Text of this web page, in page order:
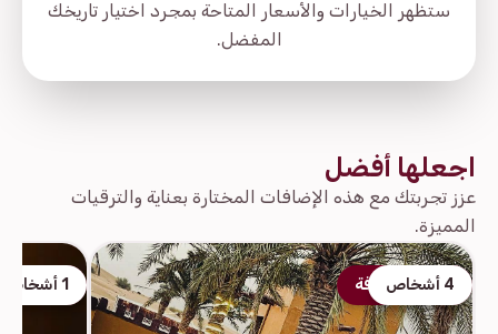
ستظهر الخيارات والأسعار المتاحة بمجرد اختيار تاريخك
المفضل.
اجعلها أفضل
عزز تجربتك مع هذه الإضافات المختارة بعناية والترقيات
المميزة.
أفضل إضافة 4 أشخاص أفضل 1 أشخاص